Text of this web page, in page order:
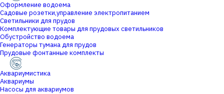
Оформление водоема
Садовые розетки,управление электропитанием
Светильники для прудов
Комплектующие товары для прудовых светильников
Обустройство водоема
Генераторы тумана для прудов
Прудовые фонтанные комплекты
Аквариумистика
Аквариумы
Насосы для аквариумов